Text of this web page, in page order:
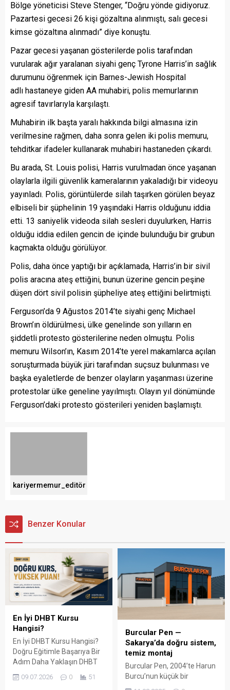
Bölge yöneticisi Steve Stenger, “Doğru yönde gidiyoruz.
Pazartesi gecesi 26 kişi gözaltına alınmıştı, salı gecesi
kimse gözaltına alınmadı” diye konuştu.
Pazar gecesi yaşanan gösterilerde polis tarafından
vurularak ağır yaralanan siyahi genç Tyrone Harris’in sağlık
durumunu öğrenmek için Barnes-Jewish Hospital
adlı hastaneye giden AA muhabiri, polis memurlarının
agresif tavırlarıyla karşılaştı.
Muhabirin ilk başta yaralı hakkında bilgi almasına izin
verilmesine rağmen, daha sonra gelen iki polis memuru,
tehditkar ifadeler kullanarak muhabiri hastaneden çıkardı.
Bu arada, St. Louis polisi, Harris vurulmadan önce yaşanan
olaylarla ilgili güvenlik kameralarının yakaladığı bir videoyu
yayınladı. Polis, görüntülerde silah taşırken görülen beyaz
elbiseli bir şüphelinin 19 yaşındaki Harris olduğunu iddia
etti. 13 saniyelik videoda silah sesleri duyulurken, Harris
olduğu iddia edilen gencin de içinde bulunduğu bir grubun
kaçmakta olduğu görülüyor.
Polis, daha önce yaptığı bir açıklamada, Harris’in bir sivil
polis aracına ateş ettiğini, bunun üzerine gencin peşine
düşen dört sivil polisin şüpheliye ateş ettiğini belirtmişti.
Ferguson’da 9 Ağustos 2014’te siyahi genç Michael
Brown’ın öldürülmesi, ülke genelinde son yılların en
şiddetli protesto gösterilerine neden olmuştu. Polis
memuru Wilson’ın, Kasım 2014’te yerel makamlarca açılan
soruşturmada büyük jüri tarafından suçsuz bulunması ve
başka eyaletlerde de benzer olayların yaşanması üzerine
protestolar ülke geneline yayılmıştı. Olayın yıl dönümünde
Ferguson’daki protesto gösterileri yeniden başlamıştı.
kariyermemur_editör
Benzer Konular
En İyi DHBT Kursu
Hangisi?
En İyi DHBT Kursu Hangisi?
Doğru Eğitimle Başarıya Bir
Adım Daha Yaklaşın DHBT
(Din Hizmetleri Alan Bilgisi
Testi), Diyanet İşleri
09.07.2026 0 51
Burcular Pen —
Sakarya’da doğru sistem,
temiz montaj
Burcular Pen, 2004’te Harun
Burcu’nun küçük bir
atölyede attığı adımla